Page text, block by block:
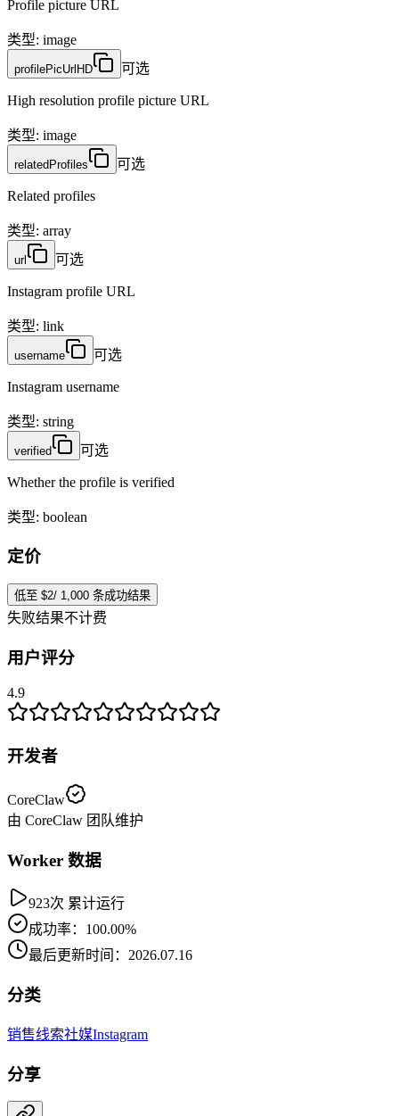
Profile picture URL
类型: image
profilePicUrlHD 可选
High resolution profile picture URL
类型: image
relatedProfiles 可选
Related profiles
类型: array
url 可选
Instagram profile URL
类型: link
username 可选
Instagram username
类型: string
verified 可选
Whether the profile is verified
类型: boolean
定价
低至 $2/ 1,000 条成功结果
失败结果不计费
用户评分
4.9
开发者
CoreClaw
由 CoreClaw 团队维护
Worker 数据
923次 累计运行
成功率：100.00%
最后更新时间：2026.07.16
分类
销售线索社媒Instagram
分享